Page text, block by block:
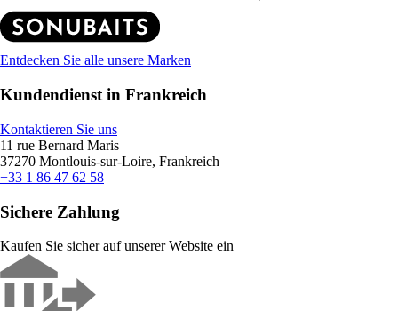
Entdecken Sie alle unsere Marken
Kundendienst in Frankreich
Kontaktieren Sie uns
11 rue Bernard Maris
37270 Montlouis-sur-Loire, Frankreich
+33 1 86 47 62 58
Sichere Zahlung
Kaufen Sie sicher auf unserer Website ein